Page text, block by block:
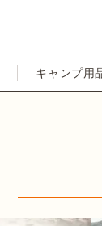
キャンプ用